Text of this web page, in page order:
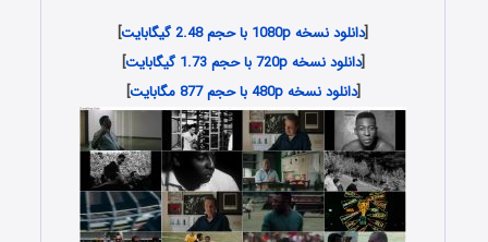
[دانلود نسخه 1080p با حجم 2.48 گیگابایت
]
[دانلود نسخه 720p با حجم 1.73 گیگابایت
]
[دانلود نسخه 480p با حجم 877 مگابایت ]